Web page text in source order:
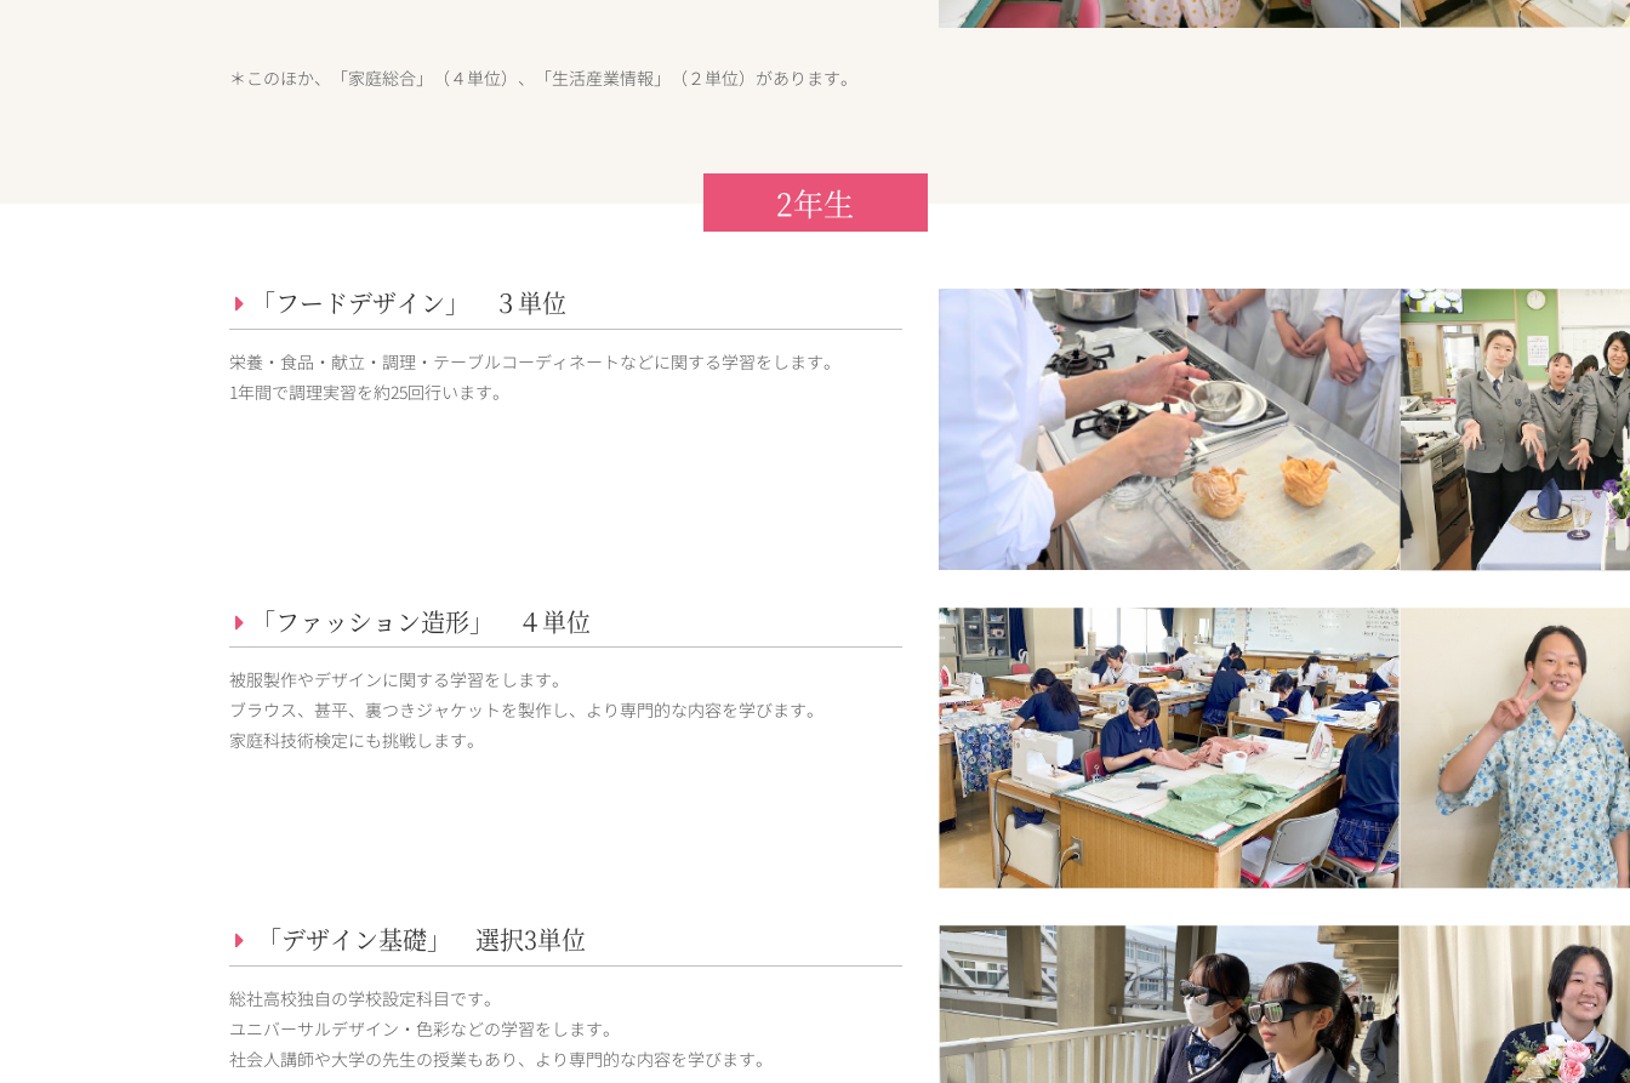
＊このほか、「家庭総合」（４単位）、「生活産業情報」（２単位）があります。
2年生
「フードデザイン」 ３単位
栄養・食品・献立・調理・テーブルコーディネートなどに関する学習をします。
1年間で調理実習を約25回行います。
「ファッション造形」 ４単位
被服製作やデザインに関する学習をします。
ブラウス、甚平、裏つきジャケットを製作し、より専門的な内容を学びます。
家庭科技術検定にも挑戦します。
「デザイン基礎」 選択3単位
総社高校独自の学校設定科目です。
ユニバーサルデザイン・色彩などの学習をします。
社会人講師や大学の先生の授業もあり、より専門的な内容を学びます。